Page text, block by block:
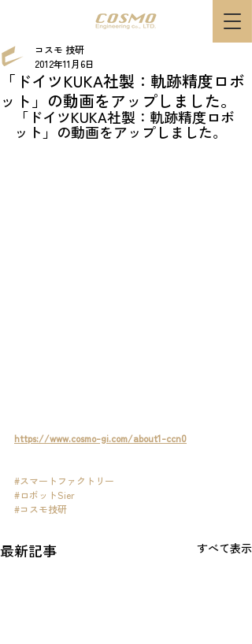
「ドイツKUKA社製：軌跡精度ロボ
ット」の動画をアップしました。​
コスモ 技研
2012年11月6日
「ドイツKUKA社製：軌跡精度ロボ
ット」の動画をアップしました。​
https://www.cosmo-gi.com/about1-ccn0
#スマートファクトリー
#ロボットSier
#コスモ技研
最新記事 すべて表示